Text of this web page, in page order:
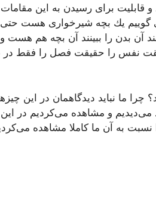
برای رسیدن به این مقامات
گوییم یك بچه شیرخواری هست
آن بدن را ببینند آن بچه هم هست
نفس را حقیقت فصل را فقط در
ما نباید دیدگاهمان در این چیزها
می‌دیدیم و مشاهده می‌كردیم در این
را نسبت به آن ما كاملا مشاهده